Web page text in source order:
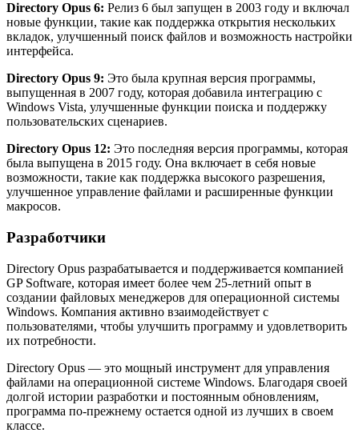
Directory Opus 6: Релиз 6 был запущен в 2003 году и включал
новые функции, такие как поддержка открытия нескольких
вкладок, улучшенный поиск файлов и возможность настройки
интерфейса.
Directory Opus 9: Это была крупная версия программы,
выпущенная в 2007 году, которая добавила интеграцию с
Windows Vista, улучшенные функции поиска и поддержку
пользовательских сценариев.
Directory Opus 12: Это последняя версия программы, которая
была выпущена в 2015 году. Она включает в себя новые
возможности, такие как поддержка высокого разрешения,
улучшенное управление файлами и расширенные функции
макросов.
Разработчики
Directory Opus разрабатывается и поддерживается компанией
GP Software, которая имеет более чем 25-летний опыт в
создании файловых менеджеров для операционной системы
Windows. Компания активно взаимодействует с
пользователями, чтобы улучшить программу и удовлетворить
их потребности.
Directory Opus — это мощный инструмент для управления
файлами на операционной системе Windows. Благодаря своей
долгой истории разработки и постоянным обновлениям,
программа по-прежнему остается одной из лучших в своем
классе.